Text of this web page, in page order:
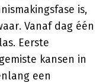
is,
Vanaf dag één
Eerste
kansen in
een